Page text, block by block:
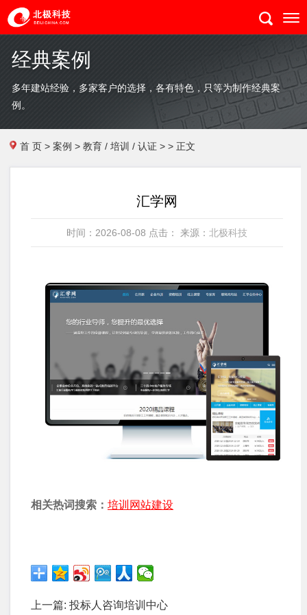
经典案例
多年建站经验，多家客户的选择，各有特色，只等为制作经典案
例。
首 页> 案例 > 教育 / 培训 / 认证 > > 正文
汇学网
时间：2026-08-08 点击： 来源： 北极科技
相关热词搜索： 培训网站建设
上一篇: 投标人咨询培训中心